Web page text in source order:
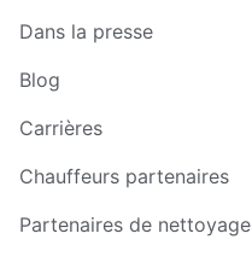
Dans la presse
Blog
Carrières
Chauffeurs partenaires
Partenaires de nettoyage